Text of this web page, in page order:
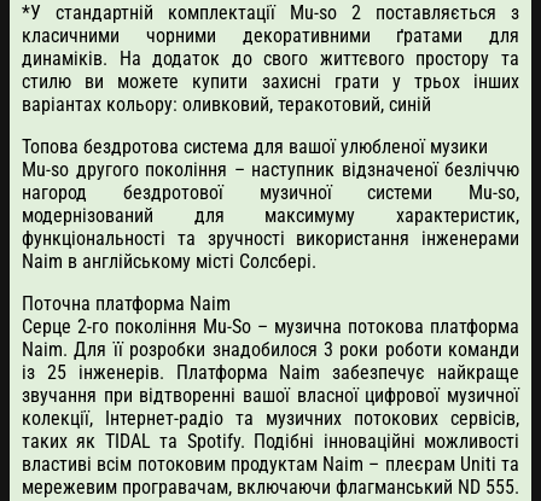
*У стандартній комплектації Mu-so 2 поставляється з
класичними чорними декоративними ґратами для
динаміків. На додаток до свого життєвого простору та
стилю ви можете купити захисні грати у трьох інших
варіантах кольору: оливковий, теракотовий, синій
Топова бездротова система для вашої улюбленої музики
Mu-so другого покоління – наступник відзначеної безліччю
нагород бездротової музичної системи Mu-so,
модернізований для максимуму характеристик,
функціональності та зручності використання інженерами
Naim в англійському місті Солсбері.
Поточна платформа Naim
Серце 2-го покоління Mu-So – музична потокова платформа
Naim. Для її розробки знадобилося 3 роки роботи команди
із 25 інженерів. Платформа Naim забезпечує найкраще
звучання при відтворенні вашої власної цифрової музичної
колекції, Інтернет-радіо та музичних потокових сервісів,
таких як TIDAL та Spotify. Подібні інноваційні можливості
властиві всім потоковим продуктам Naim – плеєрам Uniti та
мережевим програвачам, включаючи флагманський ND 555.